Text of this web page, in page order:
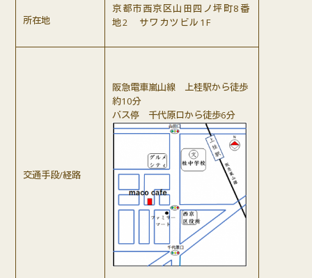
所在地
京都市西京区山田四ノ坪町8番
地2 サワカツビル1F
交通手段/経路
阪急電車嵐山線 上桂駅から徒歩
約10分
バス停 千代原口から徒歩6分